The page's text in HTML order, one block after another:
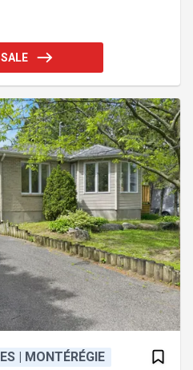
en pleine nature
sous le charme de
environnement. Garage
Grande terrasse,
| MONTÉRÉGIE